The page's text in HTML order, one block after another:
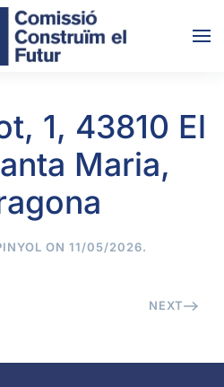
1, 43810 El
Maria,
ON 11/05/2026.
NEXT